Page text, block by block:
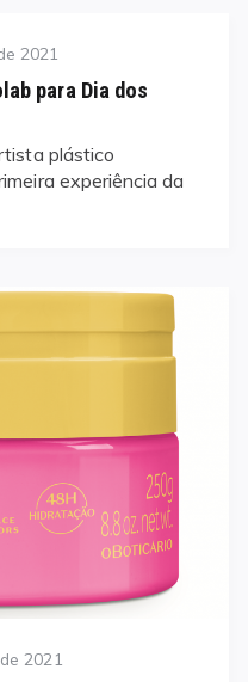
2021
para Dia dos
plástico
experiência da
2021